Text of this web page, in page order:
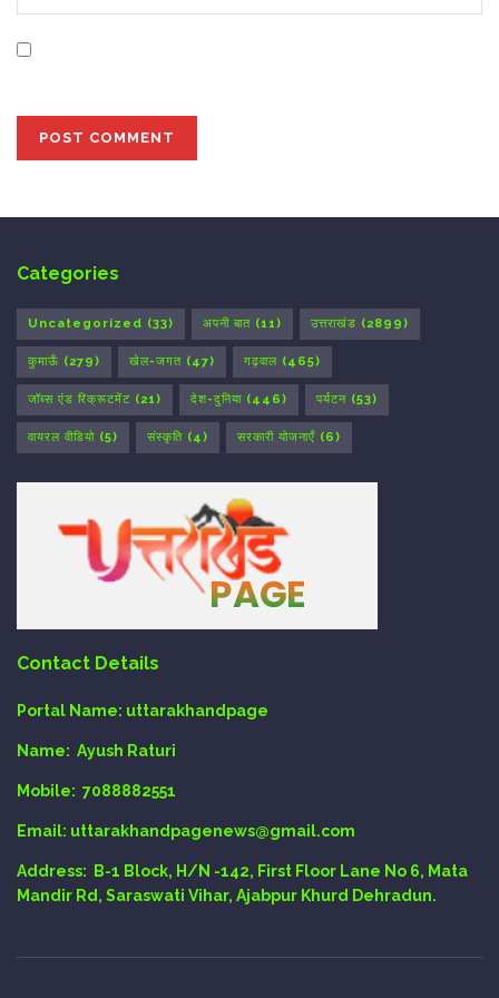
Categories
Uncategorized (33) अपनी बात (11) उत्तराखंड (2899)
कुमाऊँ (279) खेल-जगत (47) गढ़वाल (465)
जॉब्स एंड रिक्रूटमेंट (21) देश-दुनिया (446) पर्यटन (53)
वायरल वीडियो (5) संस्कृति (4) सरकारी योजनाएँ (6)
Contact Details
Portal Name: uttarakhandpage
Name: Ayush Raturi
Mobile: 7088882551
Email: uttarakhandpagenews@gmail.com
Address:
B-1 Block, H/N -142, First Floor Lane No 6, Mata
Mandir Rd, Saraswati Vihar, Ajabpur Khurd Dehradun.